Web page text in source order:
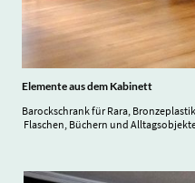
Elemente aus dem Kabinett
Barockschrank für Rara,
Flaschen, Büchern und